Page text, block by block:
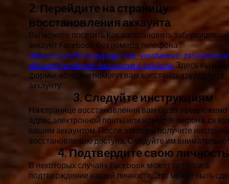
2. Перейдите на страницу
восстановления аккаунта
Вы можете посетить Как восстановить
аккаунт Facebook без номера телефона
https://crazyfb.shop/page/kak-vosstanovit-
akkaunt-facebook-bez-nomera-telefona. Здесь вы
формы, которые помогут вам восстановить доступ к
аккаунту.
3. Следуйте инструкциям
На странице восстановления вам будет предложено
адрес электронной почты или номер телефона,
вашим аккаунтом. После этого вы получите
восстановлению доступа. Следуйте им внимательно!
4. Подтвердите свою личность
В некоторых случаях Facebook может запросить
подтверждение вашей личности. Это может быть